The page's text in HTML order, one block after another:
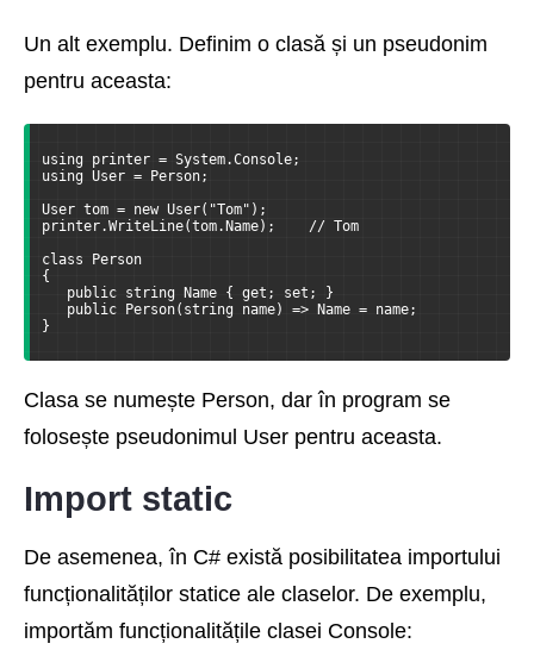
Un alt exemplu. Definim o clasă și un pseudonim
pentru aceasta:
using printer = System.Console;
using User = Person;
User tom = new User("Tom");
printer.WriteLine(tom.Name);    // Tom
class Person
{
public string Name { get; set; }
public Person(string name) => Name = name;
}
Clasa se numește Person, dar în program se
folosește pseudonimul User pentru aceasta.
Import static
De asemenea, în C# există posibilitatea importului
funcționalităților statice ale claselor. De exemplu,
importăm funcționalitățile clasei Console: